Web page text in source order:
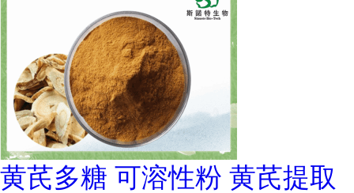
黄芪多糖 可溶性粉 黄芪提取